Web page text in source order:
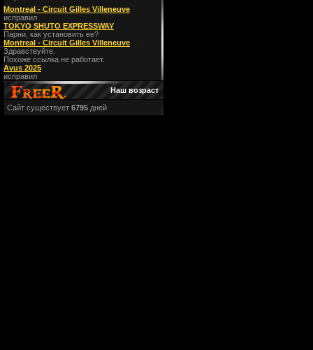
Montreal - Circuit Gilles Villeneuve
исправил
TOKYO SHUTO EXPRESSWAY
Парни, как установить ее?
Montreal - Circuit Gilles Villeneuve
Здравствуйте.
Похоже ссылка не работает.
Avus 2025
исправил
Наш возраст
Сайт существует 6795 дней